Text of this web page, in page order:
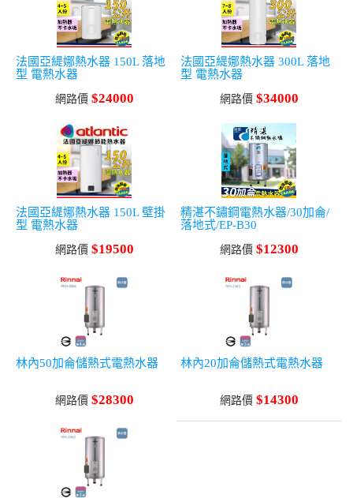
法國亞緹娜熱水器 150L 落地
型 電熱水器
網路價 $24000
法國亞緹娜熱水器 300L 落地
型 電熱水器
網路價 $34000
法國亞緹娜熱水器 150L 壁掛
型 電熱水器
網路價 $19500
精湛不鏽鋼電熱水器/30加侖/
落地式/EP-B30
網路價 $12300
林內50加侖儲熱式電熱水器
網路價 $28300
林內20加侖儲熱式電熱水器
網路價 $14300